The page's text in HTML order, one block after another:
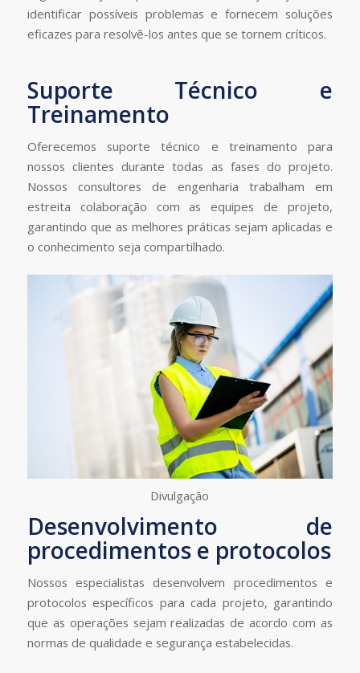
identificar possíveis problemas e fornecem soluções
eficazes para resolvê-los antes que se tornem críticos.
Suporte Técnico e
Treinamento
Oferecemos suporte técnico e treinamento para
nossos clientes durante todas as fases do projeto.
Nossos consultores de engenharia trabalham em
estreita colaboração com as equipes de projeto,
garantindo que as melhores práticas sejam aplicadas e
o conhecimento seja compartilhado.
Divulgação
Desenvolvimento de
procedimentos e protocolos
Nossos especialistas desenvolvem procedimentos e
protocolos específicos para cada projeto, garantindo
que as operações sejam realizadas de acordo com as
normas de qualidade e segurança estabelecidas.